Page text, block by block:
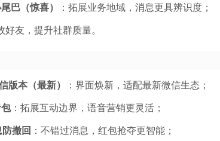
巴（惊喜） ：拓展业务地域，消息更具辨识度；
好友，提升社群质量。
版本（最新） ：界面焕新，适配最新微信生态；
：拓展互动边界，语音营销更灵活；
撤回 ：不错过消息，红包抢夺更智能；